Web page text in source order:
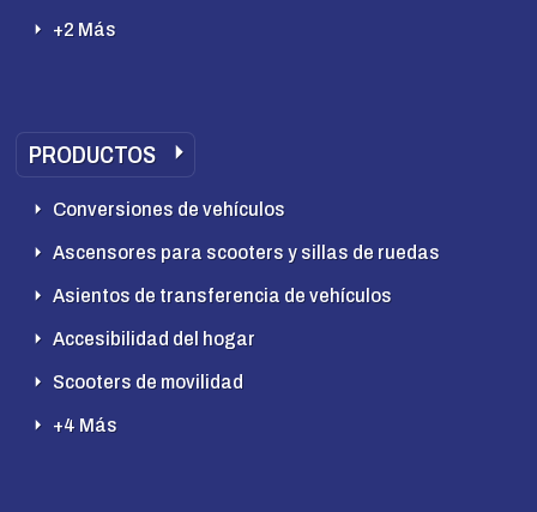
+2 Más
PRODUCTOS
Conversiones de vehículos
Ascensores para scooters y sillas de ruedas
Asientos de transferencia de vehículos
Accesibilidad del hogar
Scooters de movilidad
+4 Más